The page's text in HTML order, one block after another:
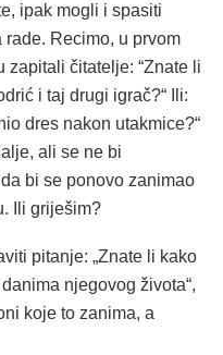
ipak mogli i spasiti
Recimo, u prvom
čitatelje: “Znate li
i taj drugi igrač?“ Ili:
dres nakon utakmice?“
ali se ne bi
bi se ponovo zanimao
Ili griješim?
pitanje: „Znate li kako
njegovog života“,
koje to zanima, a